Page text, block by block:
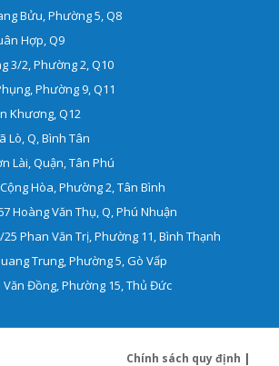
Bửu, Phường 5, Q8
Hợp, Q9
3/2, Phường 2, Q10
Phường 9, Q11
Khương, Q12
Lò, Q, Bình Tân
Lài, Quận, Tân Phú
Hòa, Phường 2, Tân Bình
Hoàng Văn Thụ, Q, Phú Nhuận
Phan Văn Trị, Phường 11, Bình Thạnh
Trung, Phường 5, Gò Vấp
Văn Đồng, Phường 15, Thủ Đức
Chính sách quy định |